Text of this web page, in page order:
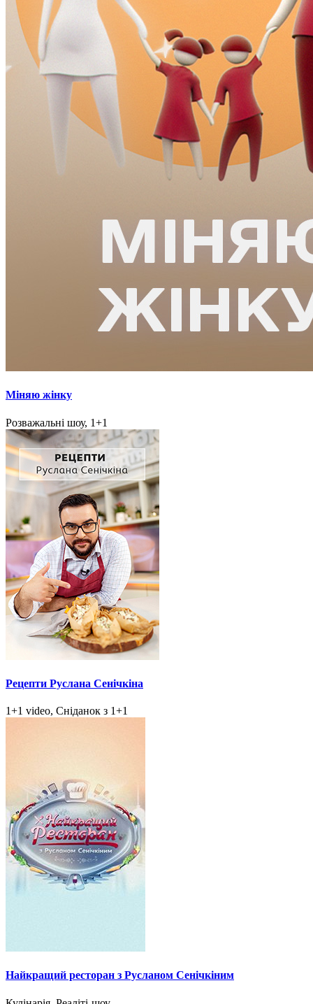
Міняю жінку
Розважальні шоу, 1+1
Рецепти Руслана Сенічкіна
1+1 video, Сніданок з 1+1
Найкращий ресторан з Русланом Сенічкіним